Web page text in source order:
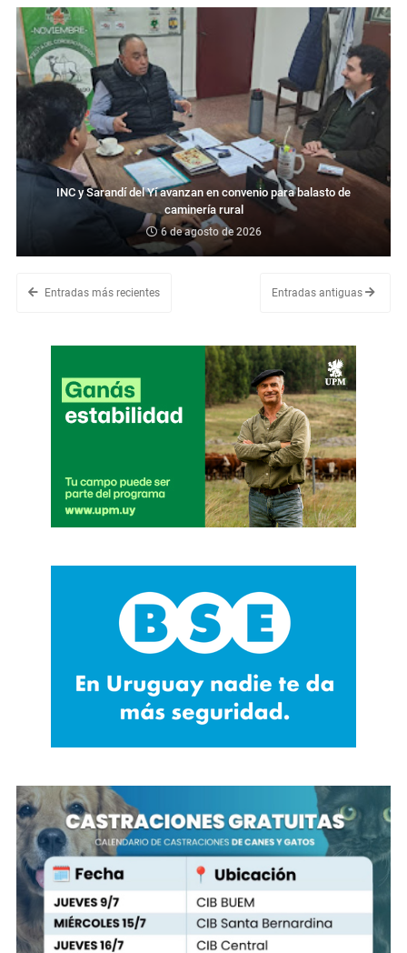
INC y Sarandí del Yí avanzan en convenio para balasto de
caminería rural
6 de agosto de 2026
Entradas más recientes Entradas antiguas